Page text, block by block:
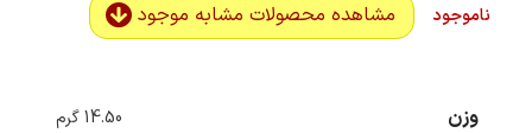
ناموجود مشاهده محصولات مشابه موجود
وزن 14.50 گرم